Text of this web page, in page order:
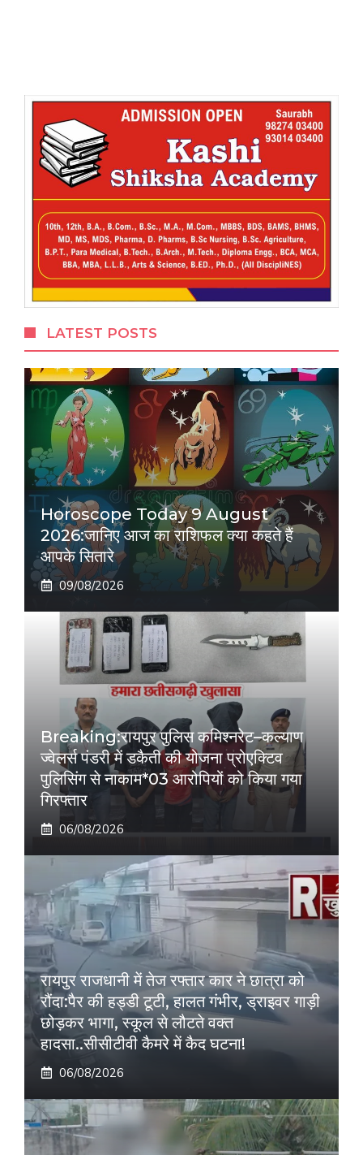
LATEST POSTS
Horoscope Today 9 August
2026:जानिए आज का राशिफल क्या कहते हैं
आपके सितारे
09/08/2026
Breaking:रायपुर पुलिस कमिश्नरेट–कल्याण
ज्वेलर्स पंडरी में डकैती की योजना प्रोएक्टिव
पुलिसिंग से नाकाम*03 आरोपियों को किया गया
गिरफ्तार
06/08/2026
रायपुर राजधानी में तेज रफ्तार कार ने छात्रा को
रौंदा:पैर की हड्डी टूटी, हालत गंभीर, ड्राइवर गाड़ी
छोड़कर भागा, स्कूल से लौटते वक्त
हादसा..सीसीटीवी कैमरे में कैद घटना!
06/08/2026